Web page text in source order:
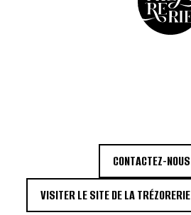
CONTACTEZ-NOUS
VISITER LE SITE DE LA TRÉZORERIE